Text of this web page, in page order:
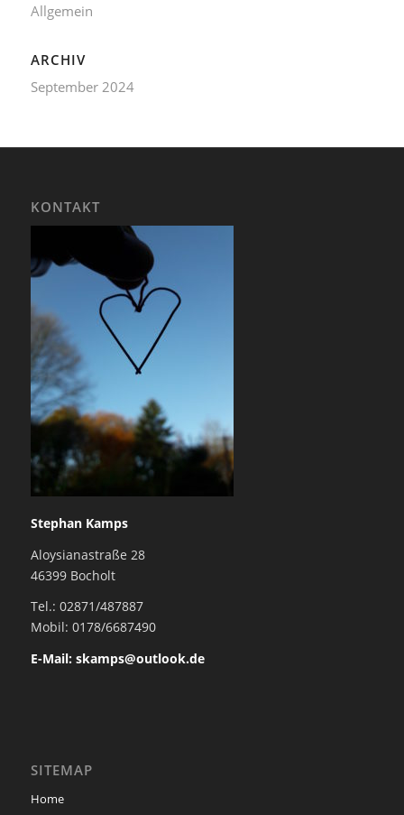
Allgemein
ARCHIV
September 2024
KONTAKT
Stephan Kamps
Aloysianastraße 28
46399 Bocholt
Tel.: 02871/487887
Mobil: 0178/6687490
E-Mail: skamps@outlook.de
SITEMAP
Home